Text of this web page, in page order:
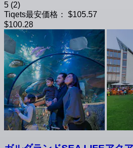
5 (2)
Tiqets最安価格：
$105.57
$100.28